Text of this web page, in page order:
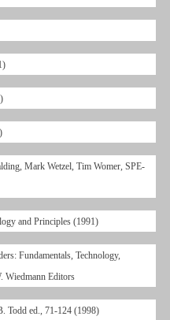
Mark Wetzel, Tim Womer, SPE-
and Principles (1991)
Fundamentals, Technology,
Wiedmann Editors
Todd ed., 71-124 (1998)